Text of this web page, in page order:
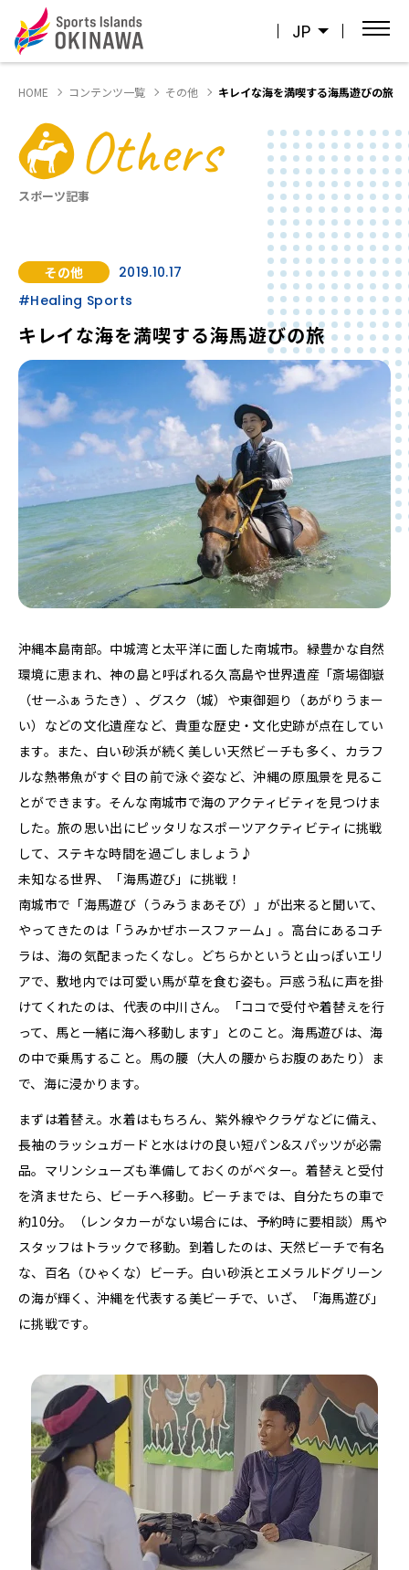
JP
HOME コンテンツ一覧 その他 キレイな海を満喫する海馬遊びの旅
Others
スポーツ記事
その他
2019.10.17
#Healing Sports
キレイな海を満喫する海馬遊びの旅
沖縄本島南部。中城湾と太平洋に面した南城市。緑豊かな自然
環境に恵まれ、神の島と呼ばれる久高島や世界遺産「斎場御嶽
（せーふぁうたき）、グスク（城）や東御廻り（あがりうまー
い）などの文化遺産など、貴重な歴史・文化史跡が点在してい
ます。また、白い砂浜が続く美しい天然ビーチも多く、カラフ
ルな熱帯魚がすぐ目の前で泳ぐ姿など、沖縄の原風景を見るこ
とができます。そんな南城市で海のアクティビティを見つけま
した。旅の思い出にピッタリなスポーツアクティビティに挑戦
して、ステキな時間を過ごしましょう♪
未知なる世界、「海馬遊び」に挑戦！
南城市で「海馬遊び（うみうまあそび）」が出来ると聞いて、
やってきたのは「うみかぜホースファーム」。高台にあるコチ
ラは、海の気配まったくなし。どちらかというと山っぽいエリ
アで、敷地内では可愛い馬が草を食む姿も。戸惑う私に声を掛
けてくれたのは、代表の中川さん。「ココで受付や着替えを行
って、馬と一緒に海へ移動します」とのこと。海馬遊びは、海
の中で乗馬すること。馬の腰（大人の腰からお腹のあたり）ま
で、海に浸かります。
まずは着替え。水着はもちろん、紫外線やクラゲなどに備え、
長袖のラッシュガードと水はけの良い短パン&スパッツが必需
品。マリンシューズも準備しておくのがベター。着替えと受付
を済ませたら、ビーチへ移動。ビーチまでは、自分たちの車で
約10分。（レンタカーがない場合には、予約時に要相談）馬や
スタッフはトラックで移動。到着したのは、天然ビーチで有名
な、百名（ひゃくな）ビーチ。白い砂浜とエメラルドグリーン
の海が輝く、沖縄を代表する美ビーチで、いざ、「海馬遊び」
に挑戦です。